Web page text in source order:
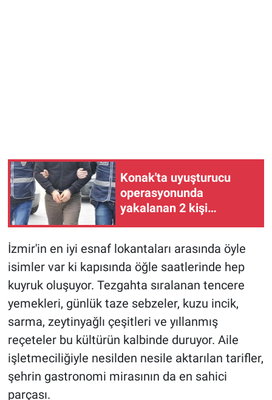
Konak'ta uyuşturucu
operasyonunda
yakalanan 2 kişi
İzmir'in en iyi esnaf lokantaları arasında öyle
isimler var ki kapısında öğle saatlerinde hep
kuyruk oluşuyor. Tezgahta sıralanan tencere
yemekleri, günlük taze sebzeler, kuzu incik,
sarma, zeytinyağlı çeşitleri ve yıllanmış
reçeteler bu kültürün kalbinde duruyor. Aile
işletmeciliğiyle nesilden nesile aktarılan tarifler,
şehrin gastronomi mirasının da en sahici
parçası.